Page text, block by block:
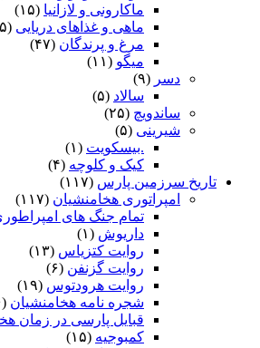
ماکارونی و لازانیا (۱۵)
ماهی و غذاهای دریایی (۱۵)
مرغ و پرندگان (۴۷)
میگو (۱۱)
دسر (۹)
سالاد (۵)
ساندویچ (۲۵)
شیرینی (۵)
.بیسکویت (۱)
کیک و کلوچه (۴)
تاریخ سرزمین پارس (۱۱۷)
امپراتوری هخامنشیان (۱۱۷)
تمام جنگ های
داریوش (۱)
روایت کتزیاس (۱۳)
روایت گزنفن (۶)
روایت هرودتوس (۱۹)
شجره نامه هخامنشیان (۶)
قبایل پارسی در زمان
کمبوجیه (۱۵)